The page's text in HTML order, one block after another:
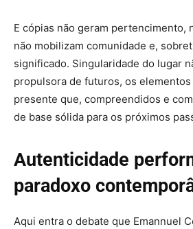
E cópias não geram pertencimento,
não mobilizam comunidade e,
significado. Singularidade do lugar
propulsora de futuros, os elementos
presente que, compreendidos e
de base sólida para os próximos
Autenticidade
paradoxo
Aqui entra o debate que Emannuel